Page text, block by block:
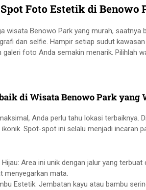
Foto Estetik di Benowo
wisata Benowo Park yang murah,
dan selfie. Hampir setiap sudut
galeri foto Anda semakin menarik. Pilihlah
di Wisata Benowo Park yang
Anda perlu tahu lokasi terbaiknya.
Spot-spot ini selalu menjadi incaran
Area ini unik dengan jalur yang
menyegarkan mata.
Estetik: Jembatan kayu atau bambu